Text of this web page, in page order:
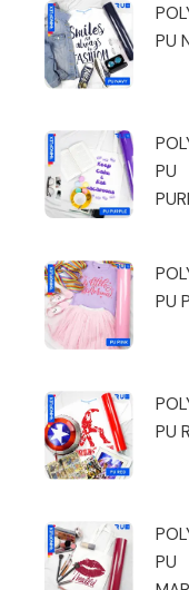
PU
PU
PU
PU
PU